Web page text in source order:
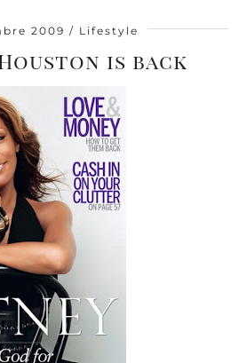
2009 Lifestyle
is back